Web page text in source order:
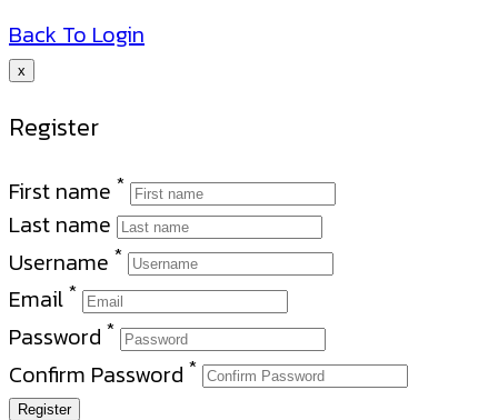
Back To Login
x
Register
First name *
Last name
Username *
Email *
Password *
Confirm Password *
Register